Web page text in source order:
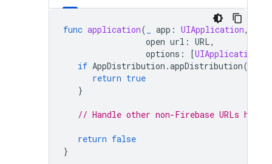
func application( app : UIApplication,
open url : URL,
options : [UIApplication
if AppDistribution .appDistribution().
return true
}
// Handle other non-Firebase URLs here.
return false
}